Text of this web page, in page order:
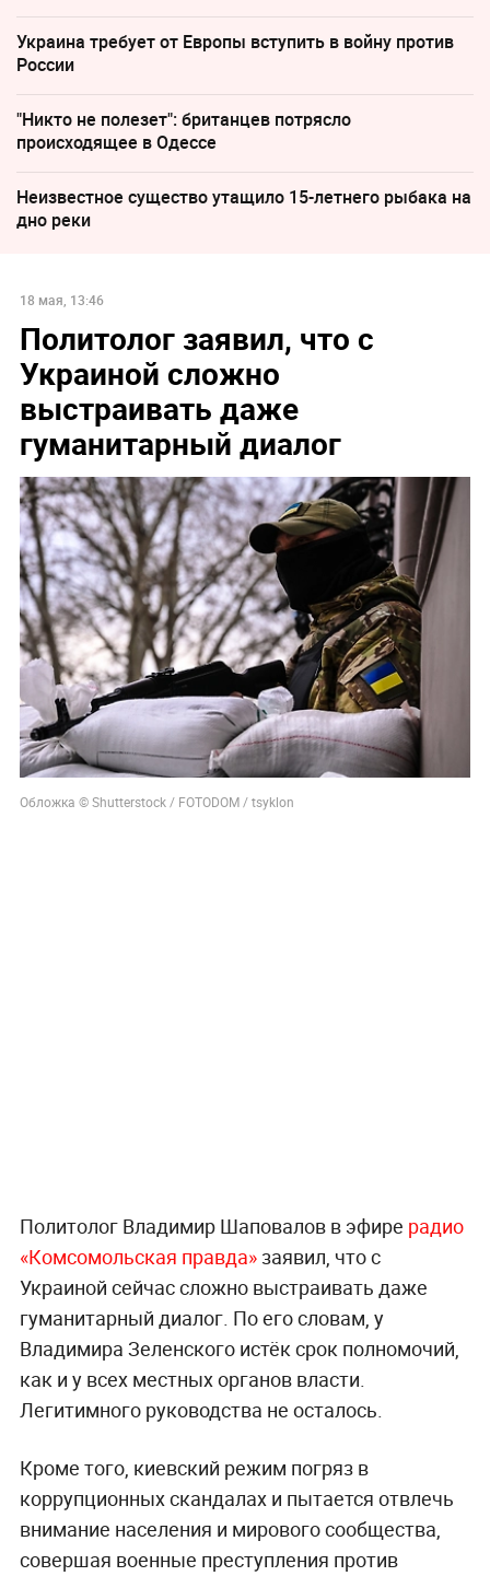
Украина требует от Европы вступить в войну против
России
"Никто не полезет": британцев потрясло
происходящее в Одессе
Неизвестное существо утащило 15-летнего рыбака на
дно реки
18 мая, 13:46
Политолог заявил, что с
Украиной сложно
выстраивать даже
гуманитарный диалог
Обложка © Shutterstock / FOTODOM / tsyklon
Политолог Владимир Шаповалов в эфире радио
«Комсомольская правда»заявил, что с
Украиной сейчас сложно выстраивать даже
гуманитарный диалог. По его словам, у
Владимира Зеленского истёк срок полномочий,
как и у всех местных органов власти.
Легитимного руководства не осталось.
Кроме того, киевский режим погряз в
коррупционных скандалах и пытается отвлечь
внимание населения и мирового сообщества,
совершая военные преступления против